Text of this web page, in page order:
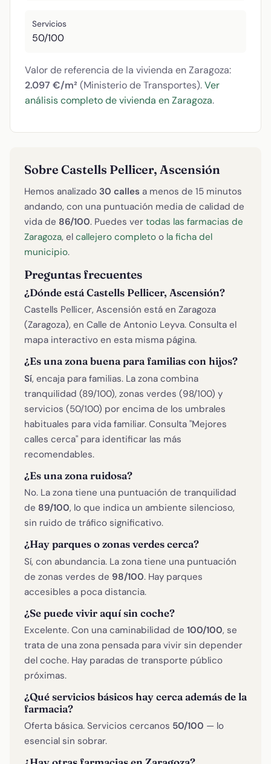
Servicios
50/100
Valor de referencia de la vivienda en Zaragoza:
2.097 €/m² (Ministerio de Transportes).Ver
análisis completo de vivienda en Zaragoza.
Sobre Castells Pellicer, Ascensión
Hemos analizado 30 calles a menos de 15 minutos
andando, con una puntuación media de calidad de
vida de 86/100. Puedes ver todas las farmacias de
Zaragoza, el callejero completo o la ficha del
municipio.
Preguntas frecuentes
¿Dónde está Castells Pellicer, Ascensión?
Castells Pellicer, Ascensión está en Zaragoza
(Zaragoza), en Calle de Antonio Leyva. Consulta el
mapa interactivo en esta misma página.
¿Es una zona buena para familias con hijos?
Sí, encaja para familias. La zona combina
tranquilidad (89/100), zonas verdes (98/100) y
servicios (50/100) por encima de los umbrales
habituales para vida familiar. Consulta "Mejores
calles cerca" para identificar las más
recomendables.
¿Es una zona ruidosa?
No. La zona tiene una puntuación de tranquilidad
de 89/100, lo que indica un ambiente silencioso,
sin ruido de tráfico significativo.
¿Hay parques o zonas verdes cerca?
Sí, con abundancia. La zona tiene una puntuación
de zonas verdes de 98/100. Hay parques
accesibles a poca distancia.
¿Se puede vivir aquí sin coche?
Excelente. Con una caminabilidad de 100/100, se
trata de una zona pensada para vivir sin depender
del coche. Hay paradas de transporte público
próximas.
¿Qué servicios básicos hay cerca además de la
farmacia?
Oferta básica. Servicios cercanos 50/100 — lo
esencial sin sobrar.